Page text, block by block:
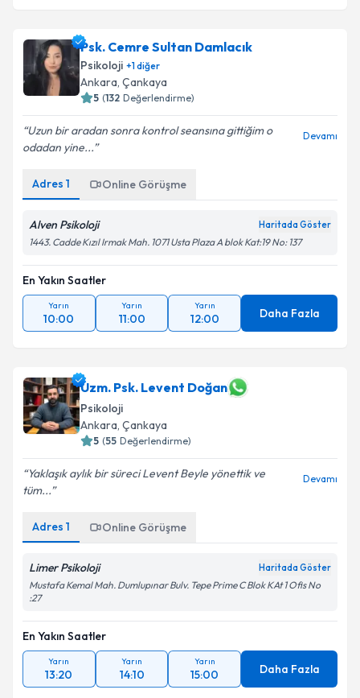
Psk. Cemre Sultan Damlacık
Psikoloji +1diğer
Ankara, Çankaya
5 (132 Değerlendirme)
Uzun bir aradan sonra kontrol seansına gittiğim o
odadan yine...
Devamı
Adres 1 Online Görüşme
Alven Psikoloji Haritada Göster
1443. Cadde Kızıl Irmak Mah. 1071 Usta Plaza A blok Kat:19 No: 137
En Yakın Saatler
Yarın
10:00
Yarın
11:00
Yarın
12:00 Daha Fazla
Uzm. Psk. Levent Doğan
Psikoloji
Ankara, Çankaya
5 (55 Değerlendirme)
Yaklaşık aylık bir süreci Levent Beyle yönettik ve
tüm...
Devamı
Adres 1 Online Görüşme
Limer Psikoloji Haritada Göster
Mustafa Kemal Mah. Dumlupınar Bulv. Tepe Prime C Blok KAt 1 Ofis No
:27
En Yakın Saatler
Yarın
13:20
Yarın
14:10
Yarın
15:00 Daha Fazla